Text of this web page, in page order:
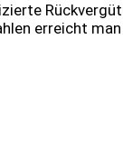
erreicht